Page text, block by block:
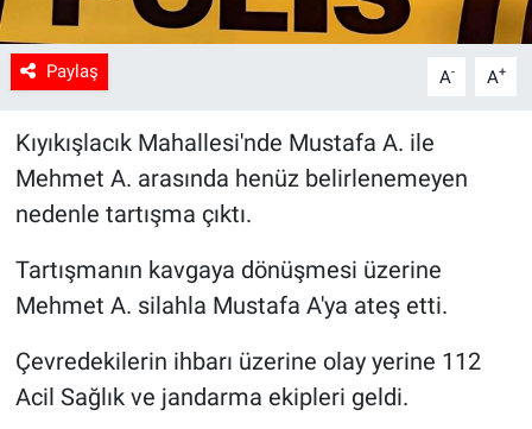
Paylaş A- A+
Kıyıkışlacık Mahallesi'nde Mustafa A. ile
Mehmet A. arasında henüz belirlenemeyen
nedenle tartışma çıktı.
Tartışmanın kavgaya dönüşmesi üzerine
Mehmet A. silahla Mustafa A'ya ateş etti.
Çevredekilerin ihbarı üzerine olay yerine 112
Acil Sağlık ve jandarma ekipleri geldi.
Tarım